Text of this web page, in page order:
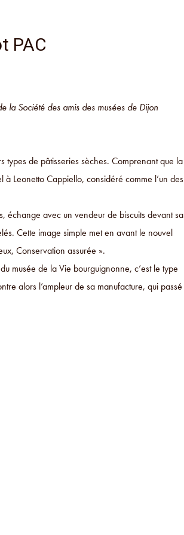
PAC
Société des amis des musées de Dijon
types de pâtisseries sèches. Comprenant que la
Leonetto Cappiello, considéré comme l’un des
échange avec un vendeur de biscuits devant sa
Cette image simple met en avant le nouvel
Conservation assurée ».
musée de la Vie bourguignonne, c’est le type
alors l’ampleur de sa manufacture, qui passé